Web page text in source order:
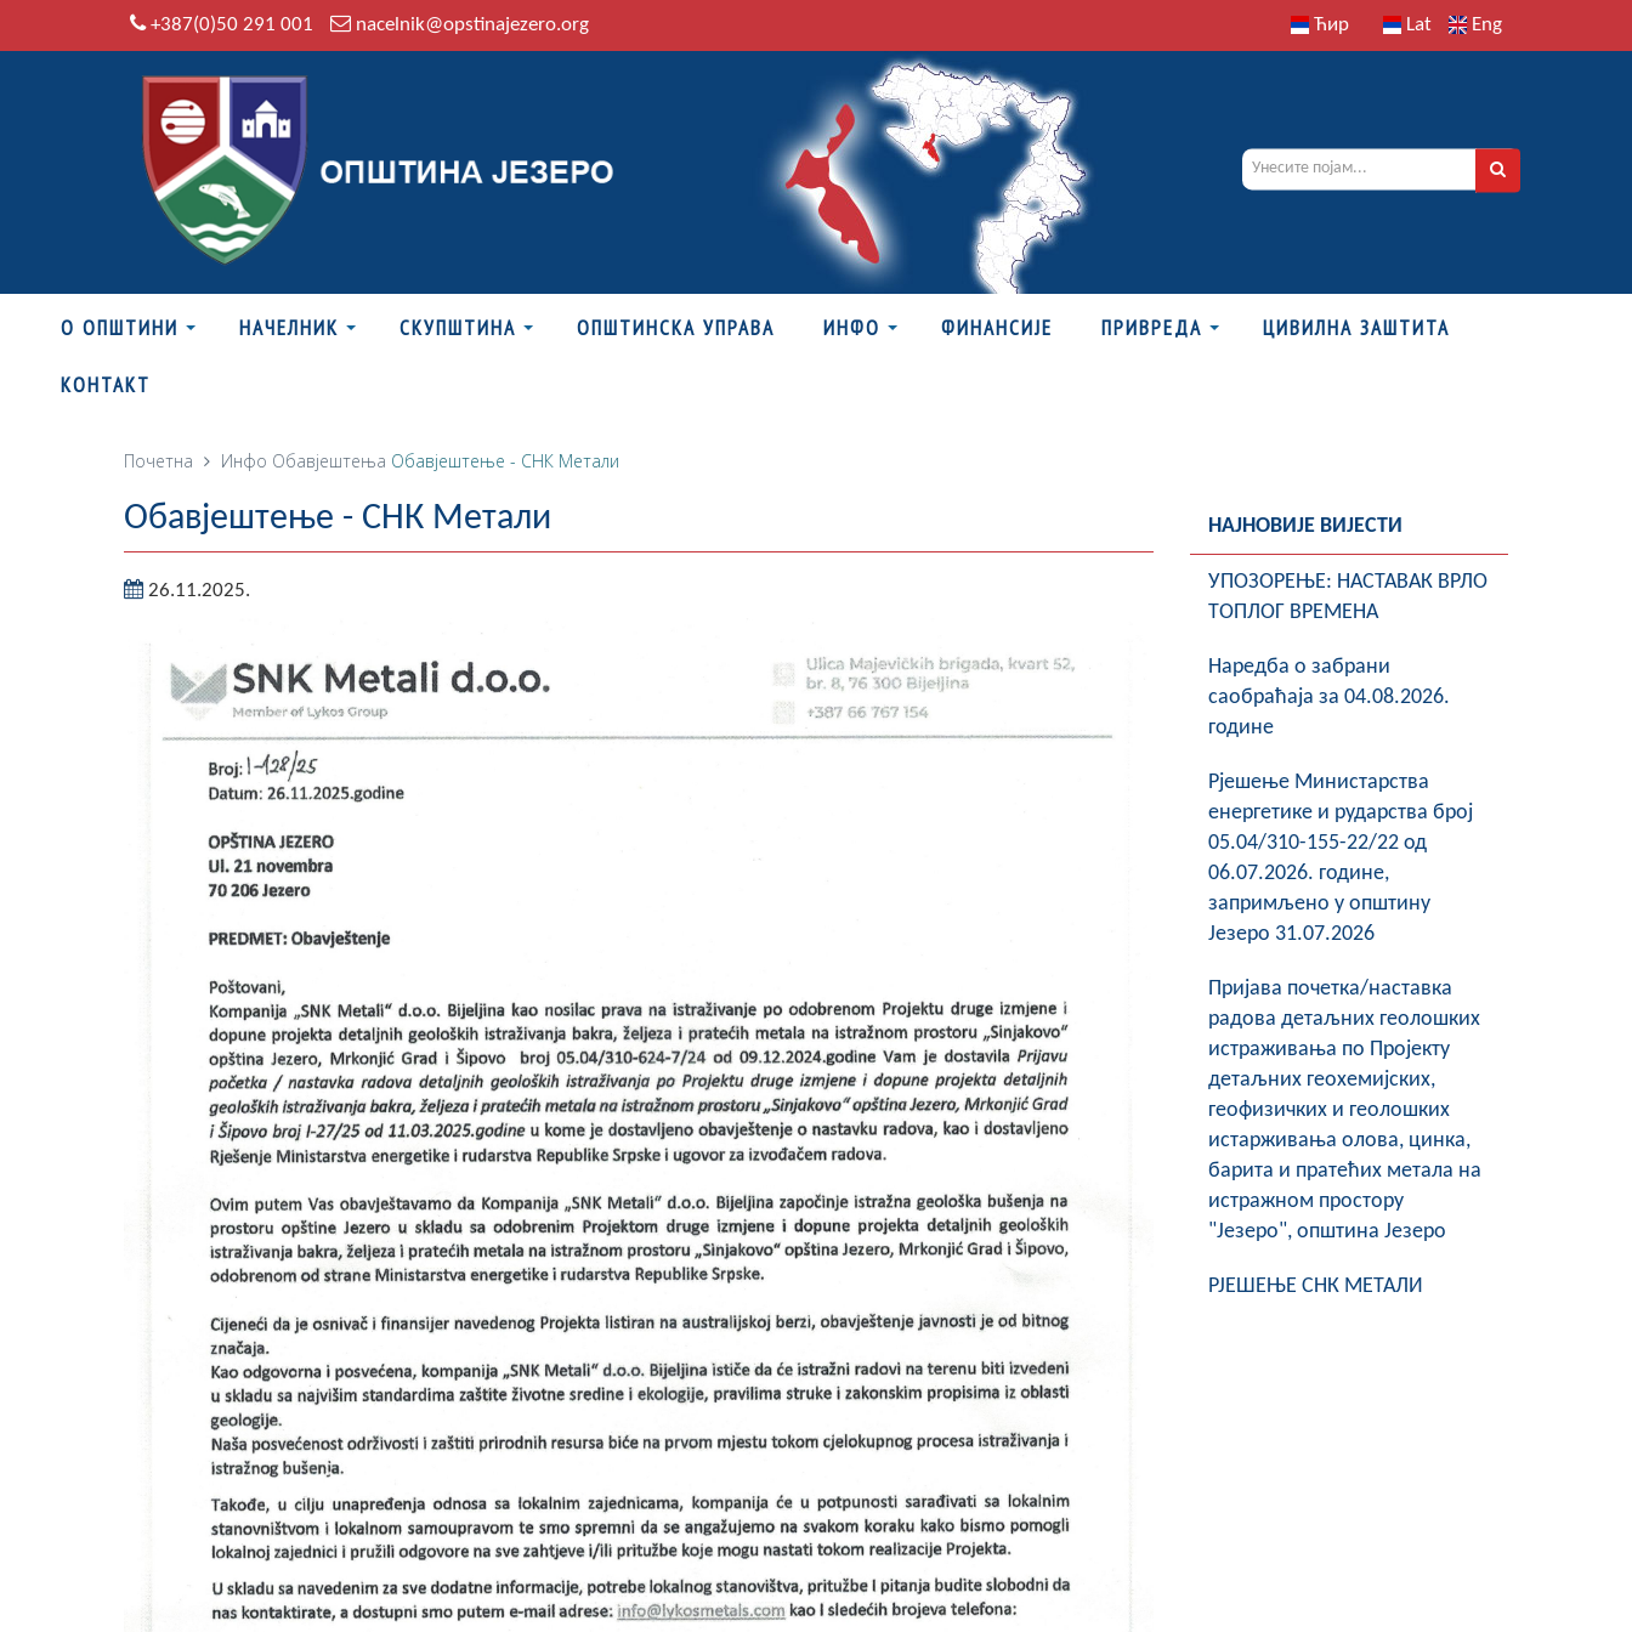
+387(0)50 291 001 nacelnik@opstinajezero.org Ћир Lat Eng
О ОПШТИНИ НАЧЕЛНИК СКУПШТИНА ОПШТИНСКА УПРАВА ИНФО ФИНАНСИЈЕ ПРИВРЕДА ЦИВИЛНА ЗАШТИТА
КОНТАКТ
Почетна Инфо Обавјештења Обавјештење - СНК Метали
Обавјештење - СНК Метали
26.11.2025.
НАЈНОВИЈЕ ВИЈЕСТИ
УПОЗОРЕЊЕ: НАСТАВАК ВРЛО
ТОПЛОГ ВРЕМЕНА
Наредба о забрани
саобраћаја за 04.08.2026.
године
Рјешење Министарства
енергетике и рударства број
05.04/310-155-22/22 од
06.07.2026. године,
запримљено у општину
Језеро 31.07.2026
Пријава почетка/наставка
радова детаљних геолошких
истраживања по Пројекту
детаљних геохемијских,
геофизичких и геолошких
истарживања олова, цинка,
барита и пратећих метала на
истражном простору
"Језеро", општина Језеро
РЈЕШЕЊЕ СНК МЕТАЛИ